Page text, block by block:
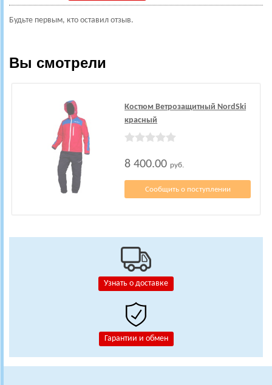
Узнать о доставке
Гарантии и обмен
Будьте первым, кто оставил отзыв.
Вы смотрели
Костюм Ветрозащитный NordSki
красный
8 400.00 руб.
Сообщить о поступлении